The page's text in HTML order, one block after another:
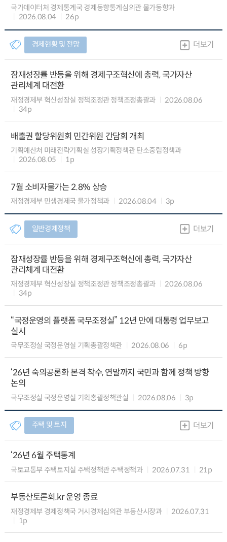
국가데이터처 경제통계국 경제동향통계심의관 물가동향과
2026.08.04
26p
경제현황 및 전망 더보기
잠재성장률 반등을 위해 경제구조혁신에 총력, 국가자산
관리체계 대전환
재정경제부 혁신성장실 정책조정관 정책조정총괄과
2026.08.06
34p
배출권 할당위원회 민간위원 간담회 개최
기획예산처 미래전략기획실 성장기획정책관 탄소중립정책과
2026.08.05
1p
7월 소비자물가는 2.8% 상승
재정경제부 민생경제국 물가정책과 2026.08.04 3p
일반경제정책 더보기
잠재성장률 반등을 위해 경제구조혁신에 총력, 국가자산
관리체계 대전환
재정경제부 혁신성장실 정책조정관 정책조정총괄과
2026.08.06
34p
“국정운영의 플랫폼 국무조정실” 12년 만에 대통령 업무보고
실시
국무조정실 국정운영실 기획총괄정책관 2026.08.06 6p
‘26년 숙의공론화 본격 착수, 연말까지 국민과 함께 정책 방향
논의
국무조정실 국정운영실 기획총괄정책관실 2026.08.06 3p
주택 및 토지 더보기
‘26년 6월 주택통계
국토교통부 주택토지실 주택정책관 주택정책과 2026.07.31 21p
부동산토론회.kr 운영 종료
재정경제부 경제정책국 거시경제심의관 부동산시장과
2026.07.31
1p